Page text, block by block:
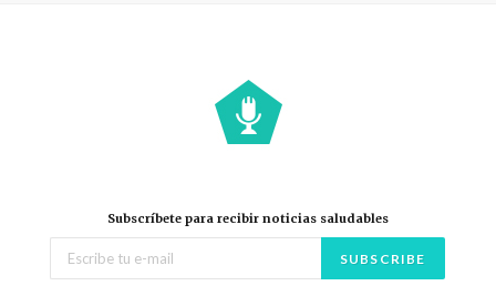
Subscríbete para recibir noticias saludables